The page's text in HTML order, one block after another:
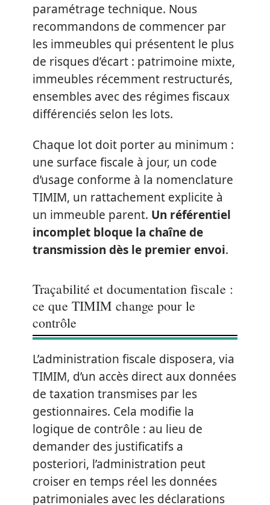
paramétrage technique. Nous
recommandons de commencer par
les immeubles qui présentent le plus
de risques d’écart : patrimoine mixte,
immeubles récemment restructurés,
ensembles avec des régimes fiscaux
différenciés selon les lots.
Chaque lot doit porter au minimum :
une surface fiscale à jour, un code
d’usage conforme à la nomenclature
TIMIM, un rattachement explicite à
un immeuble parent. Un référentiel
incomplet bloque la chaîne de
transmission dès le premier envoi.
Traçabilité et documentation fiscale :
ce que TIMIM change pour le
contrôle
L’administration fiscale disposera, via
TIMIM, d’un accès direct aux données
de taxation transmises par les
gestionnaires. Cela modifie la
logique de contrôle : au lieu de
demander des justificatifs a
posteriori, l’administration peut
croiser en temps réel les données
patrimoniales avec les déclarations